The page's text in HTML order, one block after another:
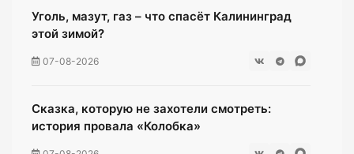
Уголь, мазут, газ – что спасёт Калининград
этой зимой?
07-08-2026
Сказка, которую не захотели смотреть:
история провала «Колобка»